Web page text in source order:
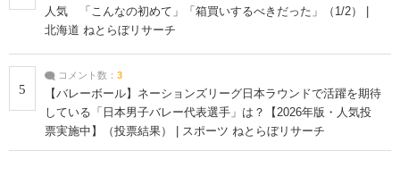
人気 「こんなの初めて」「箱買いするべきだった」（1/2） |
北海道 ねとらぼリサーチ
5
コメント数： 3
【バレーボール】ネーションズリーグ日本ラウンドで活躍を期待
している「日本男子バレー代表選手」は？【2026年版・人気投
票実施中】（投票結果） | スポーツ ねとらぼリサーチ